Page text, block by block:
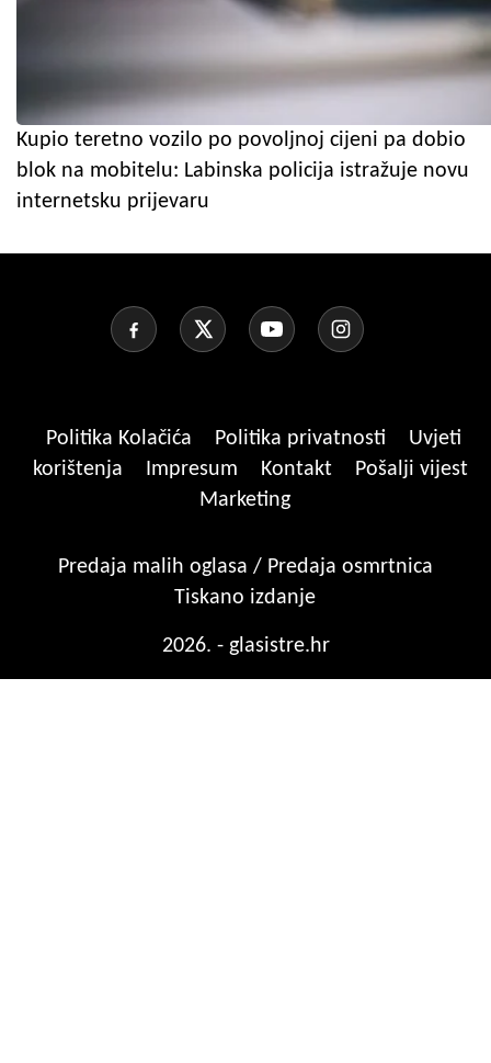
Kupio teretno vozilo po povoljnoj cijeni pa dobio
blok na mobitelu: Labinska policija istražuje novu
internetsku prijevaru
Politika Kolačića Politika privatnosti
Uvjeti
korištenja
Impresum Kontakt
Pošalji vijest
Marketing
Predaja malih oglasa / Predaja osmrtnica
Tiskano izdanje
2026. - glasistre.hr